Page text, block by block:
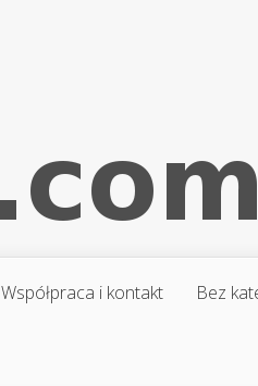
Współpraca i kontakt Bez